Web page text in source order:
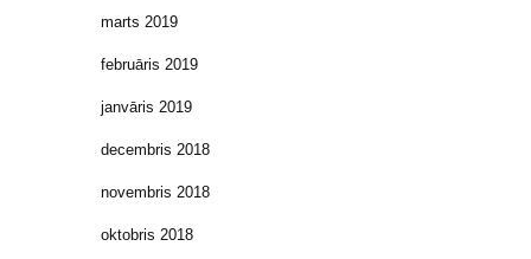
marts 2019
februāris 2019
janvāris 2019
decembris 2018
novembris 2018
oktobris 2018